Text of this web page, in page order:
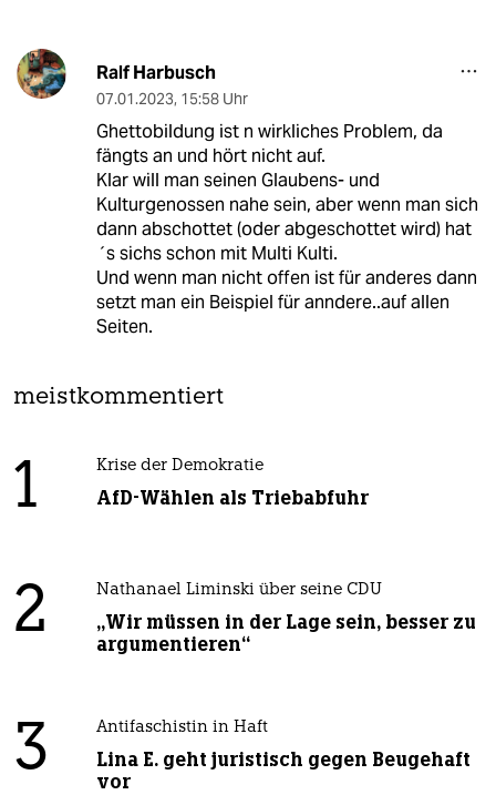
Ralf Harbusch
07.01.2023, 15:58 Uhr
Ghettobildung ist n wirkliches Problem, da
fängts an und hört nicht auf.
Klar will man seinen Glaubens- und
Kulturgenossen nahe sein, aber wenn man sich
dann abschottet (oder abgeschottet wird) hat
´s sichs schon mit Multi Kulti.
Und wenn man nicht offen ist für anderes dann
setzt man ein Beispiel für anndere..auf allen
Seiten.
meistkommentiert
1 Krise der Demokratie
AfD-Wählen als Triebabfuhr
2 Nathanael Liminski über seine CDU
„Wir müssen in der Lage sein, besser zu
argumentieren“
3 Antifaschistin in Haft
Lina E. geht juristisch gegen Beugehaft
vor